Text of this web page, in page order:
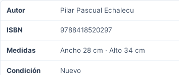
Autor Pilar Pascual Echalecu
ISBN 9788418520297
Medidas Ancho 28 cm · Alto 34 cm
Condición Nuevo